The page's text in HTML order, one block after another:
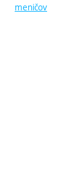
meničov